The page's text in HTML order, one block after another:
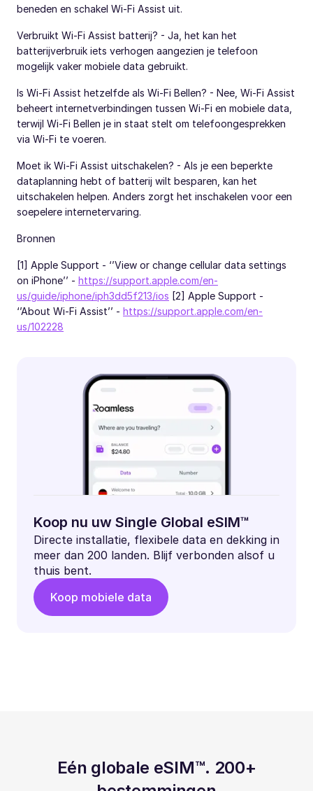
beneden en schakel Wi-Fi Assist uit.
Verbruikt Wi-Fi Assist batterij? - Ja, het kan het
batterijverbruik iets verhogen aangezien je telefoon
mogelijk vaker mobiele data gebruikt.
Is Wi-Fi Assist hetzelfde als Wi-Fi Bellen? - Nee, Wi-Fi Assist
beheert internetverbindingen tussen Wi-Fi en mobiele data,
terwijl Wi-Fi Bellen je in staat stelt om telefoongesprekken
via Wi-Fi te voeren.
Moet ik Wi-Fi Assist uitschakelen? - Als je een beperkte
dataplanning hebt of batterij wilt besparen, kan het
uitschakelen helpen. Anders zorgt het inschakelen voor een
soepelere internetervaring.
Bronnen
[1] Apple Support - ‘’View or change cellular data settings
on iPhone’’ - https://support.apple.com/en-
us/guide/iphone/iph3dd5f213/ios [2] Apple Support -
‘’About Wi-Fi Assist’’ - https://support.apple.com/en-
us/102228
Koop nu uw Single Global eSIM™
Directe installatie, flexibele data en dekking in
meer dan 200 landen. Blijf verbonden alsof u
thuis bent.
Koop mobiele data
Eén globale eSIM™. 200+